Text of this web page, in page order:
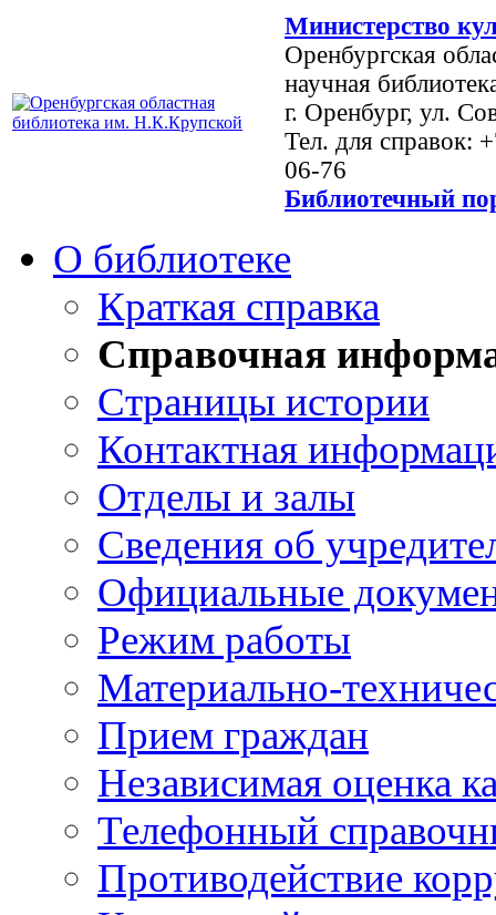
Министерство
Оренбургская
научная
г. Оренбург, ул.
Тел. для справок:
06-76
Библиотечный
О библиотеке
Краткая справка
Справочная
Страницы истории
Контактная
Отделы и залы
Сведения об
Официальные
Режим работы
Материально-
Прием граждан
Независимая оценка
Телефонный
Противодействие